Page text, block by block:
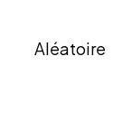
Aléatoire